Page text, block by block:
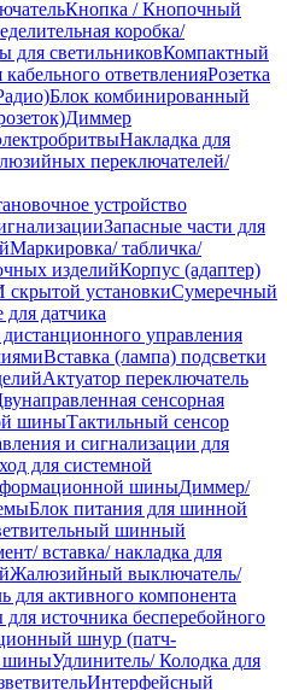
Кнопка / Кнопочный
коробка/
для светильниковКомпактный
ответвленияРозетка
Блок комбинированный
Диммер
Накладка для
переключателей/
устройство
Запасные части для
Маркировка/ табличка/
изделийКорпус (адаптер)
установкиСумеречный
датчика
управления
Вставка (лампа) подсветки
Актуатор переключатель
сенсорная
шиныТактильный сенсор
и сигнализации для
для системной
шиныДиммер/
Блок питания для шинной
шинный
вставка/ накладка для
Жалюзийный выключатель/
для активного компонента
для источника бесперебойного
шнур (патч-
шиныУдлинитель/ Колодка для
Интерфейсный